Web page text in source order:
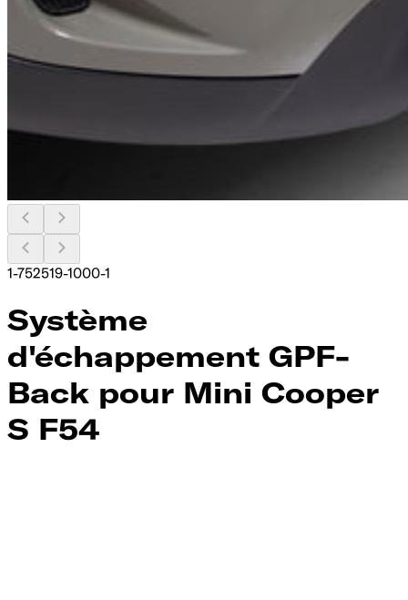
1-752519-1000-1
Système
d'échappement GPF-
Back pour Mini Cooper
S F54